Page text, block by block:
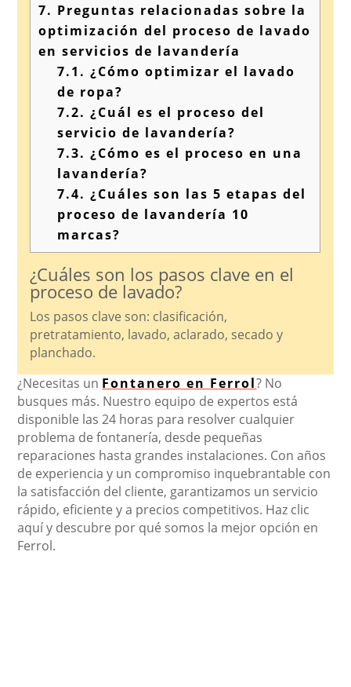
7. Preguntas relacionadas sobre la
optimización del proceso de lavado
en servicios de lavandería
7.1. ¿Cómo optimizar el lavado
de ropa?
7.2. ¿Cuál es el proceso del
servicio de lavandería?
7.3. ¿Cómo es el proceso en una
lavandería?
7.4. ¿Cuáles son las 5 etapas del
proceso de lavandería 10
marcas?
¿Cuáles son los pasos clave en el
proceso de lavado?
Los pasos clave son: clasificación,
pretratamiento, lavado, aclarado, secado y
planchado.
¿Necesitas un Fontanero en Ferrol? No
busques más. Nuestro equipo de expertos está
disponible las 24 horas para resolver cualquier
problema de fontanería, desde pequeñas
reparaciones hasta grandes instalaciones. Con años
de experiencia y un compromiso inquebrantable con
la satisfacción del cliente, garantizamos un servicio
rápido, eficiente y a precios competitivos. Haz clic
aquí y descubre por qué somos la mejor opción en
Ferrol.